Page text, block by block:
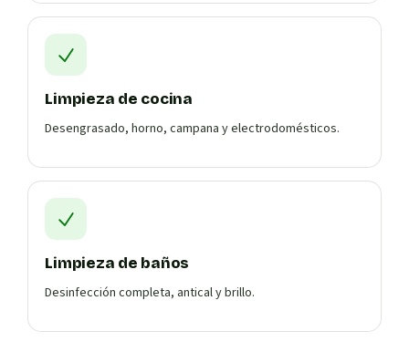
Limpieza de cocina
Desengrasado, horno, campana y electrodomésticos.
Limpieza de baños
Desinfección completa, antical y brillo.